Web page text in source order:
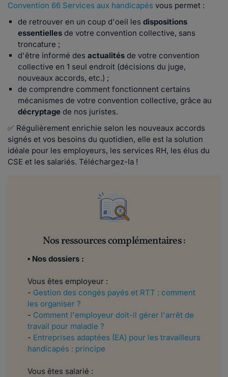
Convention 66 Services aux handicapés vous permet :
de retrouver en un coup d'oeil les dispositions
essentielles de votre convention collective, sans
troncature ;
d'être informé des actualités de votre convention
collective en 1 seul endroit (décisions du juge,
nouveaux accords, etc.) ;
de comprendre comment fonctionnent certains
mécanismes de votre convention collective, grâce au
décryptage de nos juristes.
✅ Régulièrement enrichie selon les nouveaux accords
signés et vos besoins du quotidien, elle est la solution
idéale pour les employeurs, les services RH, les élus du
CSE et les salariés. Téléchargez-la !
Nos ressources complémentaires :
▪ Nos dossiers :
Vous êtes employeur :
- Gestion des congés payés et RTT : comment
les organiser ?
- Comment l'employeur doit-il gérer l'arrêt de
travail pour maladie ?
- Entreprises adaptées (EA) pour les travailleurs
handicapés : principe
Vous êtes salarié :